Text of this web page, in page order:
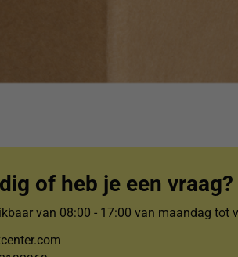
of heb je een vraag?
van 08:00 - 17:00 van maandag tot